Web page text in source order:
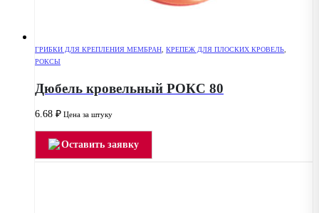
ГРИБКИ ДЛЯ КРЕПЛЕНИЯ МЕМБРАН КРЕПЕЖ ДЛЯ ПЛОСКИХ КРОВЕЛЬ
РОКСЫ
Дюбель кровельный РОКС 80
6.68 ₽ Цена за штуку
Оставить заявку